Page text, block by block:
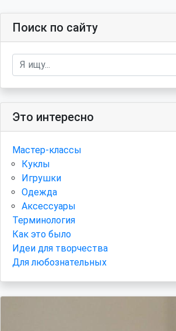
Поиск по сайту
Это интересно
Мастер-классы
Куклы
Игрушки
Одежда
Аксессуары
Терминология
Как это было
Идеи для творчества
Для любознательных